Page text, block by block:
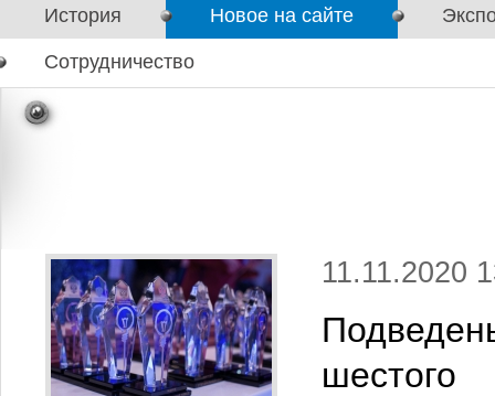
История Новое на сайте
Сотрудничество
11.11.2020
шестого